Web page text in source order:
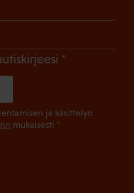
(Pakollinen)
ja käsittelyn
mukaisesti *